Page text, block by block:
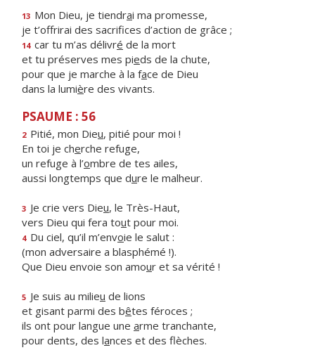
13 Mon Dieu, je tiendrai ma promesse,
je t’offrirai des sacrifces d’action de grâce ;
14 car tu m’as délivré de la mort
et tu préserves mes pieds de la chute,
pour que je marche à la face de Dieu
dans la lumière des vivants.
PSAUME : 56
2 Pitié, mon Dieu, pitié pour moi !
En toi je cherche refuge,
un refuge à l’ombre de tes ailes,
aussi longtemps que dure le malheur.
3 Je crie vers Dieu, le Très-Haut,
vers Dieu qui fera tout pour moi.
4 Du ciel, qu’il m’envoie le salut :
(mon adversaire a blasphémé !).
Que Dieu envoie son amour et sa vérité !
5 Je suis au milieu de lions
et gisant parmi des bêtes féroces ;
ils ont pour langue une arme tranchante,
pour dents, des lances et des flèches.